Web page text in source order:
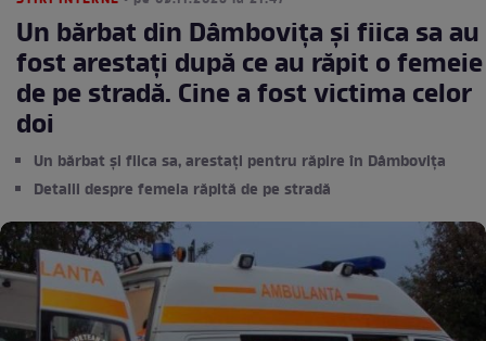
Un bărbat din Dâmbovița și fiica sa au
fost arestați după ce au răpit o femeie
de pe stradă. Cine a fost victima celor
doi
Un bărbat și fiica sa, arestați pentru răpire în Dâmbovița
Detalii despre femeia răpită de pe stradă